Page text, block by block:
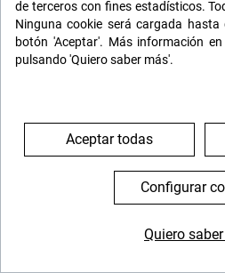
y posee ejemplares adultos
altura. Llegando a Cachi
vista increíble del Nevado de
de impronta colonial,
Calchaquíes, con casas con
paredes de adobe,
dan el color blanco que lo
podremos visitar su iglesia,
antiguas de la región.
de terceros con fines estadísticos.
Ninguna cookie será cargada hasta
botón 'Aceptar'. Más información
pulsando 'Quiero saber más'.
Aceptar todas
Configurar
Quiero